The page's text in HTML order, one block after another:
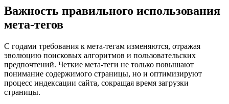
Важность правильного использования
мета-тегов
С годами требования к мета-тегам изменяются, отражая
эволюцию поисковых алгоритмов и пользовательских
предпочтений. Четкие мета-теги не только повышают
понимание содержимого страницы, но и оптимизируют
процесс индексации сайта, сокращая время загрузки
страницы.